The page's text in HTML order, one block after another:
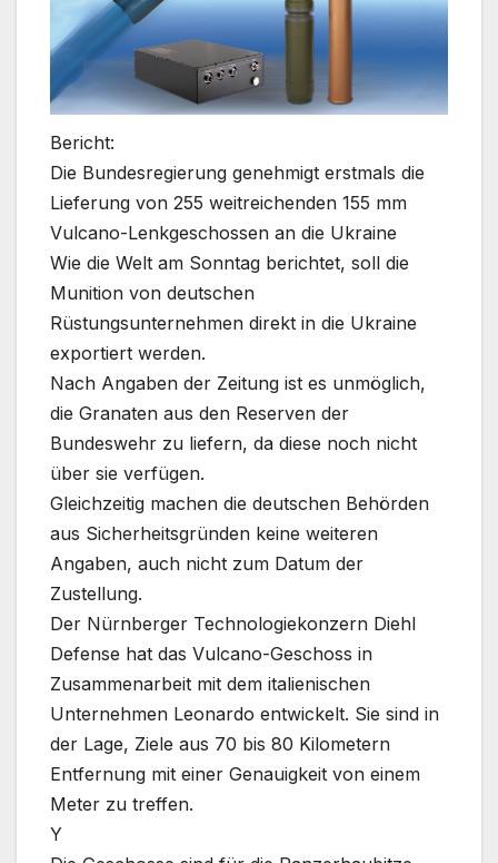
Bericht:
Die Bundesregierung genehmigt erstmals die
Lieferung von 255 weitreichenden 155 mm
Vulcano-Lenkgeschossen an die Ukraine
Wie die Welt am Sonntag berichtet, soll die
Munition von deutschen
Rüstungsunternehmen direkt in die Ukraine
exportiert werden.
Nach Angaben der Zeitung ist es unmöglich,
die Granaten aus den Reserven der
Bundeswehr zu liefern, da diese noch nicht
über sie verfügen.
Gleichzeitig machen die deutschen Behörden
aus Sicherheitsgründen keine weiteren
Angaben, auch nicht zum Datum der
Zustellung.
Der Nürnberger Technologiekonzern Diehl
Defense hat das Vulcano-Geschoss in
Zusammenarbeit mit dem italienischen
Unternehmen Leonardo entwickelt. Sie sind in
der Lage, Ziele aus 70 bis 80 Kilometern
Entfernung mit einer Genauigkeit von einem
Meter zu treffen.
Y